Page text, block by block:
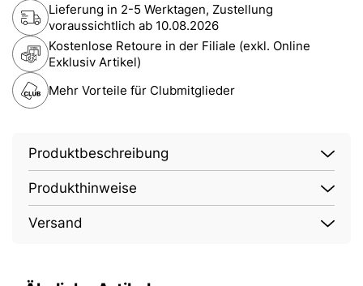
Lieferung in 2-5 Werktagen, Zustellung
voraussichtlich ab 10.08.2026
Kostenlose Retoure in der Filiale (exkl. Online
Exklusiv Artikel)
Mehr Vorteile für Clubmitglieder
Produktbeschreibung
Produkthinweise
Versand